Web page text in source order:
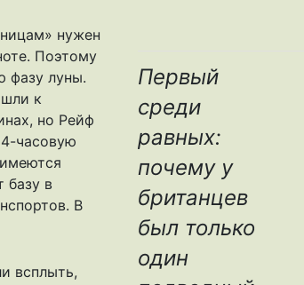
Первый
среди
равных:
почему у
британцев
был только
один
нужен
Поэтому
фазу луны.
к
но Рейф
часовую
базу в
В
всплыть,